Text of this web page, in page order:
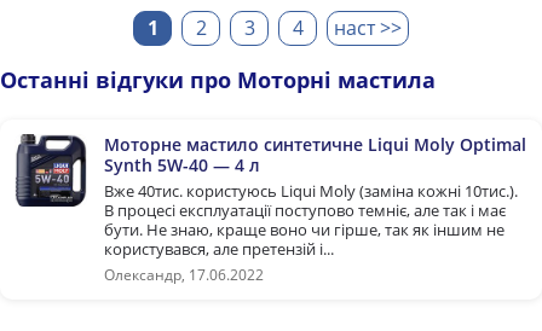
1 2 3 4 наст >>
Останні відгуки про Моторні мастила
Моторне мастило синтетичне Liqui Moly Optimal
Synth 5W-40 — 4 л
Вже 40тис. користуюсь Liqui Moly (заміна кожні 10тис.).
В процесі експлуатації поступово темніє, але так і має
бути. Не знаю, краще воно чи гірше, так як іншим не
користувався, але претензій і...
Олександр, 17.06.2022